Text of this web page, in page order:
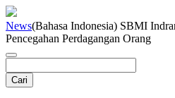
News(Bahasa Indonesia) SBMI
Pencegahan Perdagangan Orang